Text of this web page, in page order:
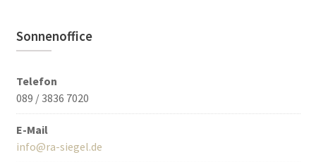
Sonnenoffice
Telefon
089 / 3836 7020
E-Mail
info@ra-siegel.de